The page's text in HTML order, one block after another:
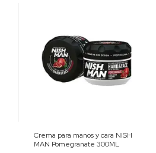
Crema para manos y cara NISH
MAN Pomegranate 300ML